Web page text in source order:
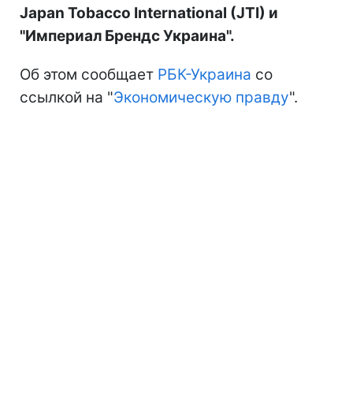
Japan Tobacco International (JTI) и
"Империал Брендс Украина".
Об этом сообщает РБК-Украина со
ссылкой на "Экономическую правду".